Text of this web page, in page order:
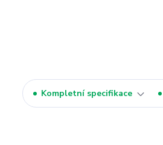
Kompletní specifikace